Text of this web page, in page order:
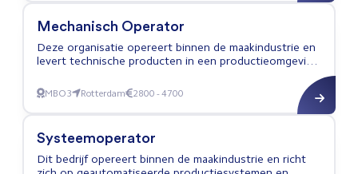
Mechanisch Operator
Deze organisatie opereert binnen de maakindustrie en
levert technische producten in een productieomgeving.
en continue verbetering van productkwaliteit.
MBO3 Rotterdam 2800 - 4700
Mechanisch Operator
Systeemoperator
Dit bedrijf opereert binnen de maakindustrie en richt